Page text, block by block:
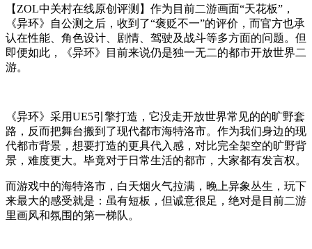
【ZOL中关村在线原创评测】作为目前二游画面“天花板”，
《异环》自公测之后，收到了“褒贬不一”的评价，而官方也承
认在性能、角色设计、剧情、驾驶及战斗等多方面的问题。但
即便如此，《异环》
目前来说仍是独一无二的都市开放世界二
游。
《异环》采用UE5引擎打造，它没走开放世界常见的的旷野套
路，反而把舞台搬到了现代都市海特洛市。作为我们身边的现
代都市背景，想要打造的更具代入感，对比完全架空的旷野背
景，难度更大。毕竟对于日常生活的都市，大家都有发言权。
而游戏中的海特洛市，白天烟火气拉满，晚上异象丛生，玩下
来最大的感受就是：虽有短板，但诚意很足，绝对是目前二游
里画风和氛围的第一梯队。